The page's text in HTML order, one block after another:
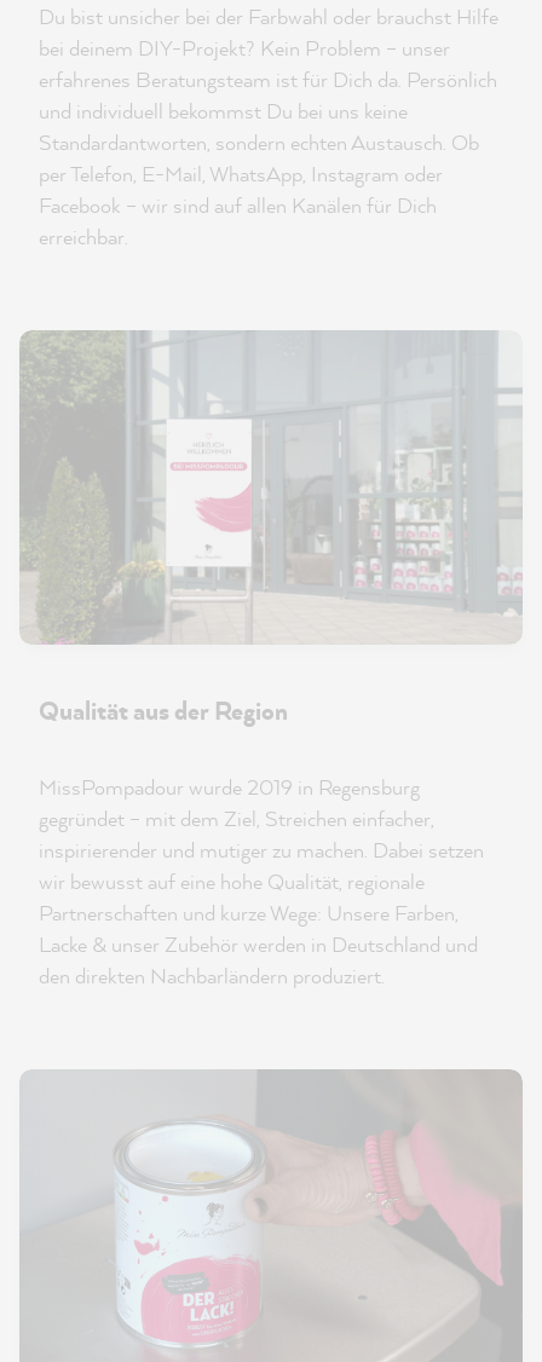
Du bist unsicher bei der Farbwahl oder brauchst Hilfe
bei deinem DIY-Projekt? Kein Problem – unser
erfahrenes Beratungsteam ist für Dich da. Persönlich
und individuell bekommst Du bei uns keine
Standardantworten, sondern echten Austausch. Ob
per Telefon, E-Mail, WhatsApp, Instagram oder
Facebook – wir sind auf allen Kanälen für Dich
erreichbar.
Qualität aus der Region
MissPompadour wurde 2019 in Regensburg
gegründet – mit dem Ziel, Streichen einfacher,
inspirierender und mutiger zu machen. Dabei setzen
wir bewusst auf eine hohe Qualität, regionale
Partnerschaften und kurze Wege: Unsere Farben,
Lacke & unser Zubehör werden in Deutschland und
den direkten Nachbarländern produziert.